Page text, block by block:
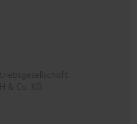
& Co. KG